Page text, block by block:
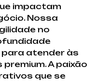
impactam
Nossa
no
atender às
A paixão
que se